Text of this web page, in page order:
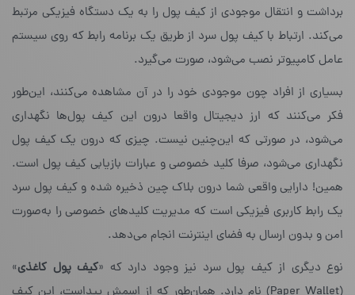
برداشت و انتقال موجودی از کیف پول را به یک دستگاه فیزیکی مرتبط
می‌کند. ارتباط با کیف پول سرد از طریق یک برنامه‌ رابط که روی سیستم
عامل کامپیوتر نصب می‌شود، صورت می‌گیرد.
بسیاری از افراد چون موجودی خود را در آن مشاهده می‌کنند، این‌طور
فکر می‌کنند که ارز دیجیتال واقعا درون این کیف پول‌ها نگهداری
می‌شود،‌ در صورتی که این‌چنین نیست. چیزی که درون یک کیف پول
نگهداری می‌شود، صرفا کلید خصوصی و عبارات بازیابی کیف پول است.
همین! دارایی واقعی شما درون بلاک چین ذخیره شده و کیف پول سرد
یک رابط کاربری فیزیکی است که مدیریت کلیدهای خصوصی را به‌صورت
امن و بدون ارسال به فضای اینترنت انجام می‌دهد.
نوع دیگری از کیف پول سرد نیز وجود دارد که «کیف پول کاغذی»